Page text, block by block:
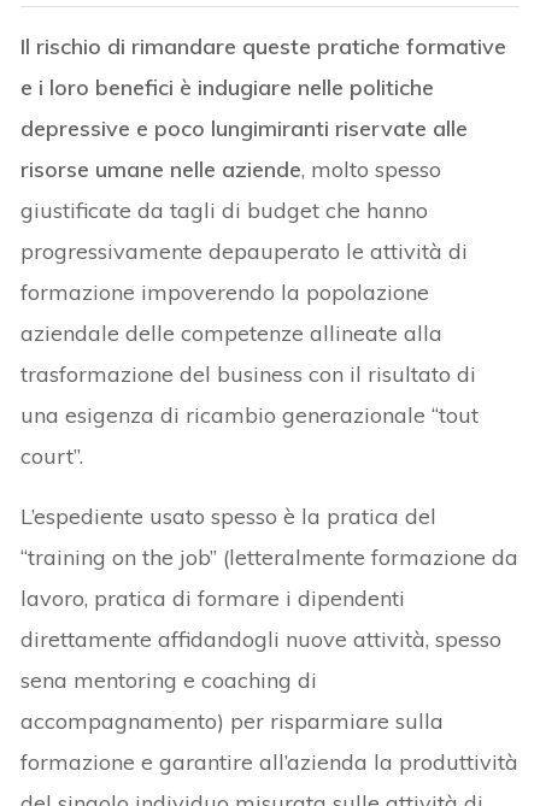
Il rischio di rimandare queste pratiche formative
e i loro benefici è indugiare nelle politiche
depressive e poco lungimiranti riservate alle
risorse umane nelle aziende, molto spesso
giustificate da tagli di budget che hanno
progressivamente depauperato le attività di
formazione impoverendo la popolazione
aziendale delle competenze allineate alla
trasformazione del business con il risultato di
una esigenza di ricambio generazionale “tout
court”.
L’espediente usato spesso è la pratica del
“training on the job” (letteralmente formazione da
lavoro, pratica di formare i dipendenti
direttamente affidandogli nuove attività, spesso
sena mentoring e coaching di
accompagnamento) per risparmiare sulla
formazione e garantire all’azienda la produttività